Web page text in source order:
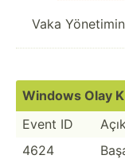
Vaka
Windows Olay
Event ID
4624